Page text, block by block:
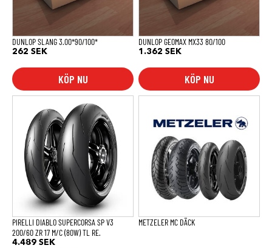
DUNLOP SLANG 3.00*90/100*
262 SEK
KÖP NU
DUNLOP GEOMAX MX33 80/100
1.362 SEK
KÖP NU
PIRELLI DIABLO SUPERCORSA SP V3
200/60 ZR 17 M/C (80W) TL RE.
4.489 SEK
METZELER MC DÄCK